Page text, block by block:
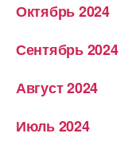
Октябрь 2024
Сентябрь 2024
Август 2024
Июль 2024